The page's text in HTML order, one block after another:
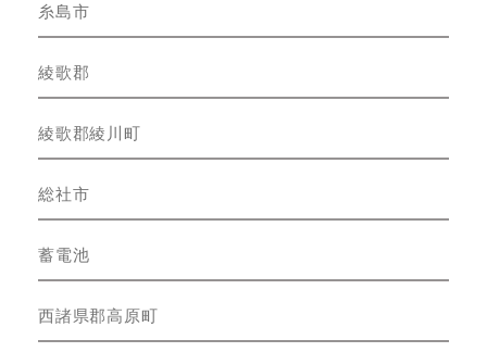
糸島市
綾歌郡
綾歌郡綾川町
総社市
蓄電池
西諸県郡高原町